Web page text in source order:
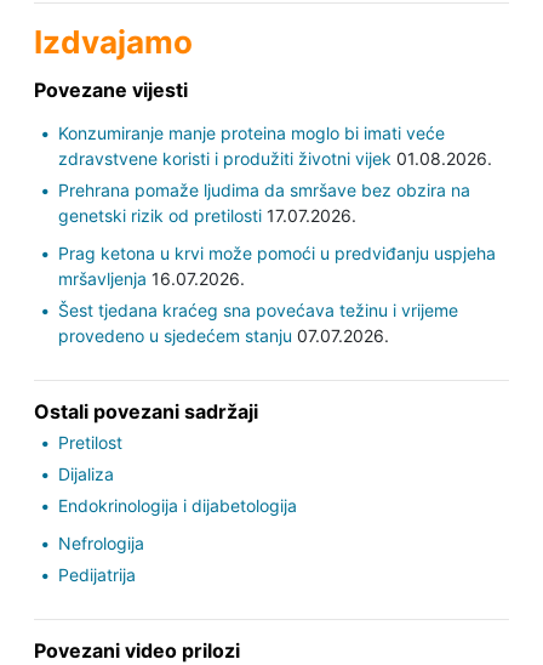
Izdvajamo
Povezane vijesti
Konzumiranje manje proteina moglo bi imati veće
zdravstvene koristi i produžiti životni vijek01.08.2026.
Prehrana pomaže ljudima da smršave bez obzira na
genetski rizik od pretilosti17.07.2026.
Prag ketona u krvi može pomoći u predviđanju uspjeha
mršavljenja 16.07.2026.
Šest tjedana kraćeg sna povećava težinu i vrijeme
provedeno u sjedećem stanju 07.07.2026.
Ostali povezani sadržaji
Pretilost
Dijaliza
Endokrinologija i dijabetologija
Nefrologija
Pedijatrija
Povezani video prilozi